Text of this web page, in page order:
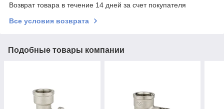
Возврат товара в течение 14 дней за счет покупателя
Все условия возврата
Подобные товары компании